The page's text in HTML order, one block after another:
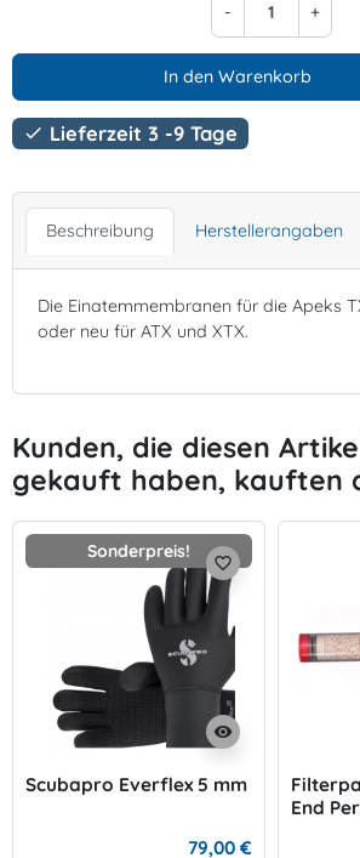
- +
In den Warenkorb
 Lieferzeit 3 -9 Tage
Beschreibung Herstellerangaben
Die Einatemmembranen für die Apeks
oder neu für ATX und XTX.
Kunden, die diesen
gekauft haben, kauften
Sonderpreis!
visibility
favorite_border
Scubapro Everflex 5 mm
79,00 €
End